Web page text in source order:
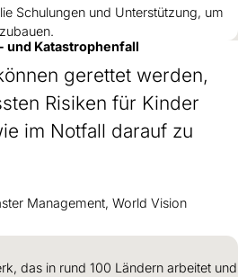
Schulungen und Unterstützung, um
und Katastrophenfall
gerettet werden,
Risiken für Kinder
im Notfall darauf zu
Management, World Vision
das in rund 100 Ländern arbeitet und